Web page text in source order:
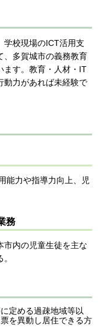
学校現場のICT活用支
、多賀城市の義務教育
ます。教育・人材・IT
動力があれば未経験で
能力や指導力向上、児
務
市内の児童生徒を主な
定める過疎地域等以
を異動し居住できる方